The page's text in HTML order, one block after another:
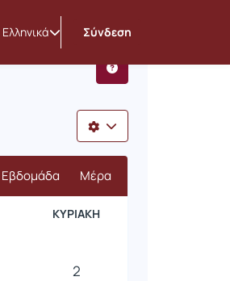
Ελληνικά Σύνδεση
Εβδομάδα Μέρα
ΚΥΡΙΑΚΉ
2